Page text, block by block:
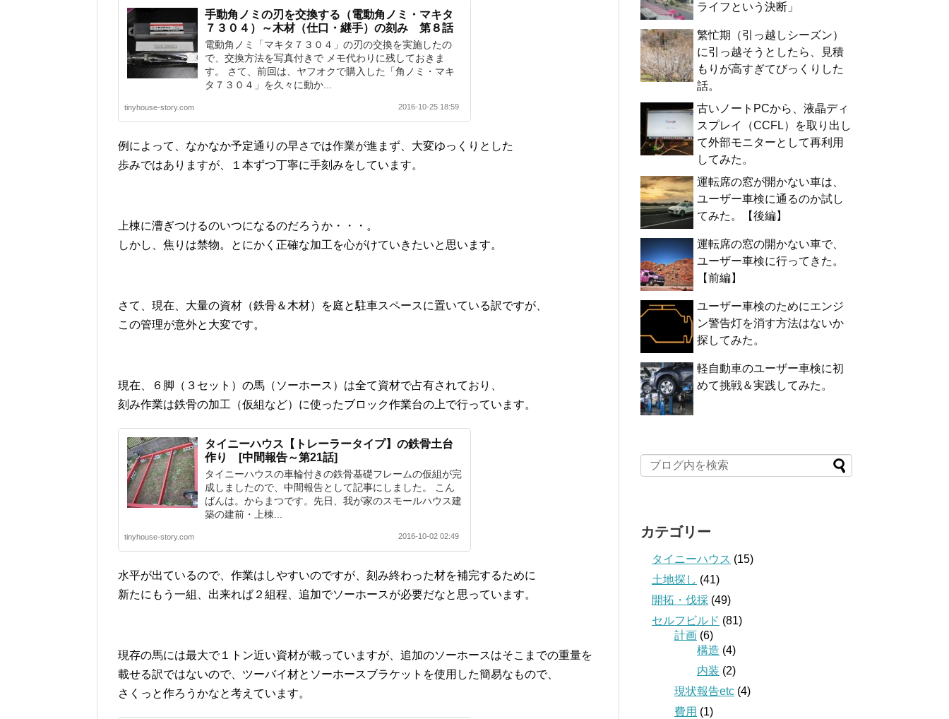
手動角ノミの刃を交換する（電動角ノミ・マキタ
７３０４）～木材（仕口・継手）の刻み 第８話
電動角ノミ「マキタ７３０４」の刃の交換を実施したの
で、交換方法を写真付きで メモ代わりに残しておきま
す。 さて、前回は、ヤフオクで購入した「角ノミ・マキ
タ７３０４」を久々に動か...
tinyhouse-story.com 2016-10-25 18:59
例によって、なかなか予定通りの早さでは作業が進まず、大変ゆっくりとした
歩みではありますが、１本ずつ丁寧に手刻みをしています。
上棟に漕ぎつけるのいつになるのだろうか・・・。
しかし、焦りは禁物。とにかく正確な加工を心がけていきたいと思います。
さて、現在、大量の資材（鉄骨＆木材）を庭と駐車スペースに置いている訳ですが、
この管理が意外と大変です。
現在、６脚（３セット）の馬（ソーホース）は全て資材で占有されており、
刻み作業は鉄骨の加工（仮組など）に使ったブロック作業台の上で行っています。
タイニーハウス【トレーラータイプ】の鉄骨土台
作り [中間報告～第21話]
タイニーハウスの車輪付きの鉄骨基礎フレームの仮組が完
成しましたので、中間報告として記事にしました。 こん
ばんは。からまつです。先日、我が家のスモールハウス建
築の建前・上棟...
tinyhouse-story.com 2016-10-02 02:49
水平が出ているので、作業はしやすいのですが、刻み終わった材を補完するために
新たにもう一組、出来れば２組程、追加でソーホースが必要だなと思っています。
現存の馬には最大で１トン近い資材が載っていますが、追加のソーホースはそこまでの重量を
載せる訳ではないので、ツーバイ材とソーホースブラケットを使用した簡易なもので、
さくっと作ろうかなと考えています。
ライフという決断」
繁忙期（引っ越しシーズン）
に引っ越そうとしたら、見積
もりが高すぎてびっくりした
話。
古いノートPCから、液晶ディ
スプレイ（CCFL）を取り出し
て外部モニターとして再利用
してみた。
運転席の窓が開かない車は、
ユーザー車検に通るのか試し
てみた。【後編】
運転席の窓の開かない車で、
ユーザー車検に行ってきた。
【前編】
ユーザー車検のためにエンジ
ン警告灯を消す方法はないか
探してみた。
軽自動車のユーザー車検に初
めて挑戦＆実践してみた。
カテゴリー
タイニーハウス (15)
土地探し (41)
開拓・伐採 (49)
セルフビルド (81)
計画 (6)
構造 (4)
内装 (2)
現状報告etc (4)
費用 (1)